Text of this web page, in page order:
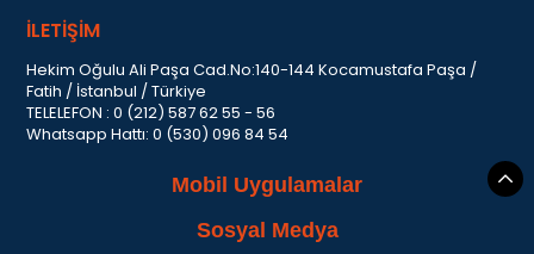
İLETİŞİM
Hekim Oğulu Ali Paşa Cad.No:140-144 Kocamustafa Paşa /
Fatih / İstanbul / Türkiye
TELELEFON : 0 (212) 587 62 55 - 56
Whatsapp Hattı: 0 (530) 096 84 54
Mobil Uygulamalar
Sosyal Medya